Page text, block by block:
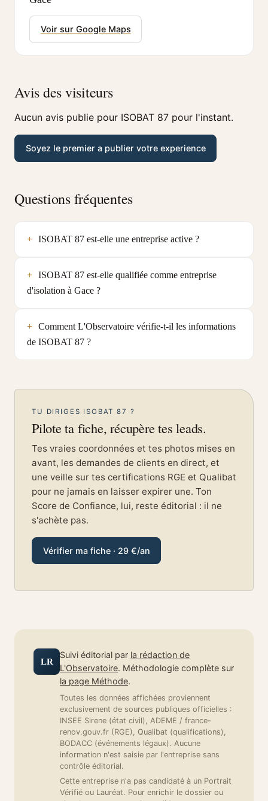
Voir sur Google Maps
Avis des visiteurs
Aucun avis publie pour ISOBAT 87 pour l'instant.
Soyez le premier a publier votre experience
Questions fréquentes
ISOBAT 87 est-elle une entreprise active ?
ISOBAT 87 est-elle qualifiée comme entreprise
d'isolation à Gace ?
Comment L'Observatoire vérifie-t-il les informations
de ISOBAT 87 ?
TU DIRIGES ISOBAT 87 ?
Pilote ta fiche, récupère tes leads.
Tes vraies coordonnées et tes photos mises en
avant, les demandes de clients en direct, et
une veille sur tes certifications RGE et Qualibat
pour ne jamais en laisser expirer une. Ton
Score de Confiance, lui, reste éditorial : il ne
s'achète pas.
Vérifier ma fiche · 29 €/an
LR
Suivi éditorial par la rédaction de
L'Observatoire. Méthodologie complète sur
la page Méthode.
Toutes les données affichées proviennent
exclusivement de sources publiques officielles :
INSEE Sirene (état civil), ADEME / france-
renov.gouv.fr (RGE), Qualibat (qualifications),
BODACC (événements légaux). Aucune
information n'est saisie par l'entreprise sans
contrôle éditorial.
Cette entreprise n'a pas candidaté à un Portrait
Vérifié ou Lauréat. Pour enrichir le dossier ou